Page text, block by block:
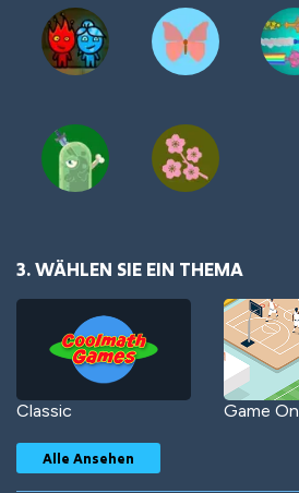
3. WÄHLEN SIE EIN THEMA
Classic Game On
Alle Ansehen